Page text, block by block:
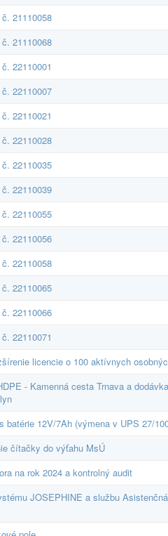
21110058
21110068
22110001
22110007
22110021
22110028
22110035
22110039
22110055
22110056
22110058
22110065
22110066
22110071
licencie o 100 aktívnych
- Kamenná cesta Trnava a
batérie 12V/7Ah (výmena v UPS 27/
čítačky do výťahu MsÚ
na rok 2024 a kontrolný audit
JOSEPHINE a službu